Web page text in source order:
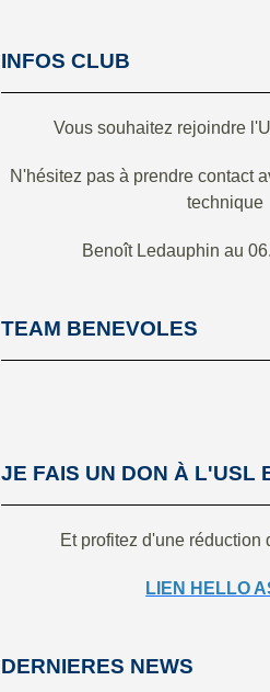
INFOS CLUB
Vous souhaitez rejoindre
N'hésitez pas à prendre contact
technique
Benoît Ledauphin au
TEAM BENEVOLES
JE FAIS UN DON À L'USL
Et profitez d'une réduction
LIEN HELLO
DERNIERES NEWS